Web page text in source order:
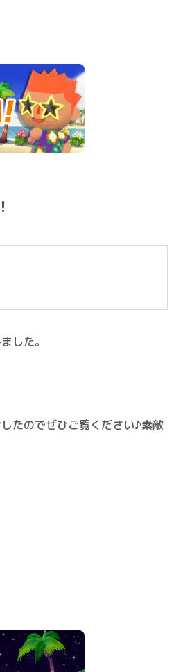
した。
したのでぜひご覧ください♪素敵